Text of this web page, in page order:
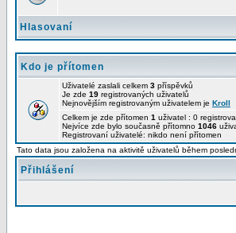
Hlasovaní
Kdo je přítomen
Uživatelé zaslali celkem 3 příspěvků
Je zde 19 registrovaných uživatelů
Nejnovějším registrovaným uživatelem je Kroll
Celkem je zde přítomen 1 uživatel : 0
Nejvíce zde bylo současně přítomno 1046
Registrovaní uživatelé: nikdo není přítomen
Tato data jsou založena na aktivitě uživatelů během
Přihlášení